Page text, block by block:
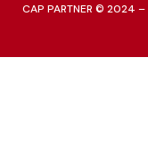
CAP PARTNER ©